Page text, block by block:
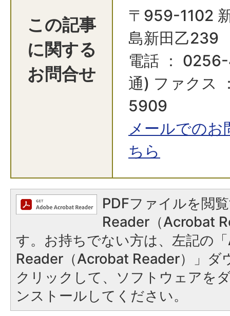
この記事
に関する
お問合せ
〒959-1102
島新田乙239
電話 ：
通) ファクス
5909
メールでの
ちら
PDFファイルを閲
Reader（Acrobat
す。お持ちでない方は、左記の
Reader（Acrobat Reader）」ダ
クリックして、ソフトウェアを
ンストールしてください。